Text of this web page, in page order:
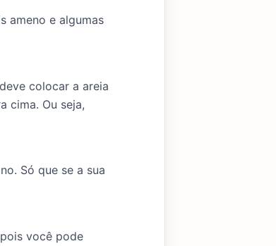
ameno e algumas
colocar a areia
cima. Ou seja,
Só que se a sua
você pode